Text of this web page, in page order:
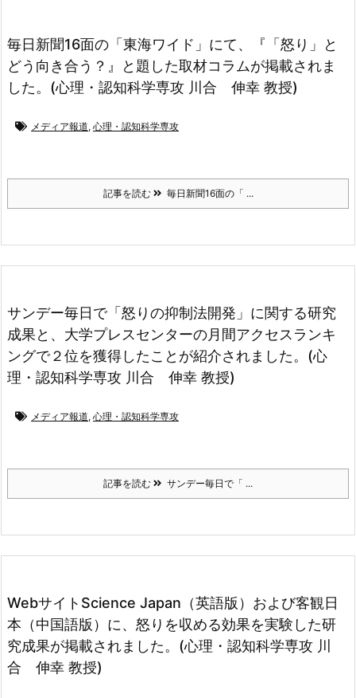
毎日新聞16面の「東海ワイド」にて、『「怒り」と
どう向き合う？』と題した取材コラムが掲載されま
した。(心理・認知科学専攻 川合 伸幸 教授)
メディア報道, 心理・認知科学専攻
記事を読む 毎日新聞16面の「 ...
サンデー毎日で「怒りの抑制法開発」に関する研究
成果と、大学プレスセンターの月間アクセスランキ
ングで２位を獲得したことが紹介されました。(心
理・認知科学専攻 川合 伸幸 教授)
メディア報道, 心理・認知科学専攻
記事を読む サンデー毎日で「 ...
WebサイトScience Japan（英語版）および客観日
本（中国語版）に、怒りを収める効果を実験した研
究成果が掲載されました。(心理・認知科学専攻 川
合 伸幸 教授)